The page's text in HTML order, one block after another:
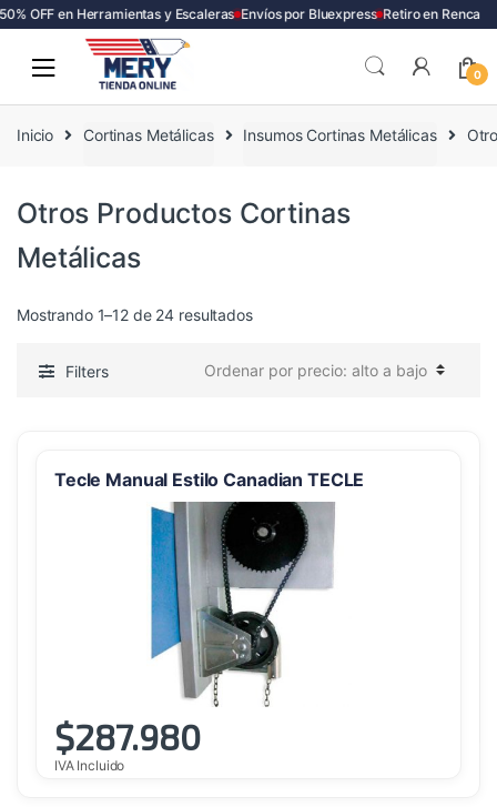
OFF en Herramientas y Escaleras Envíos por Bluexpress Retiro en Renca
0
Inicio Cortinas Metálicas Insumos Cortinas Metálicas
Otros Productos Cortinas
Metálicas
Mostrando 1–12 de 24 resultadosOrdenado
precio:
Filters
Tecle Manual Estilo Canadian TECLE
$287.980
IVA Incluido